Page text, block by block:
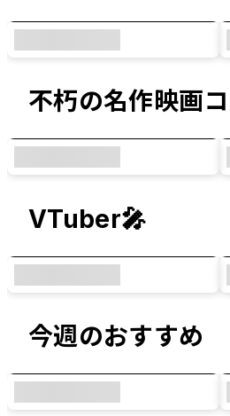
不朽の名作映画
VTuber🎤
今週のおすすめ